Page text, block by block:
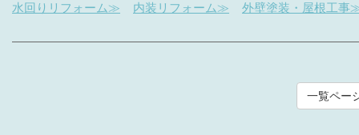
水回りリフォーム≫ 内装リフォーム≫ 外壁塗装・屋根工事
一覧ペー